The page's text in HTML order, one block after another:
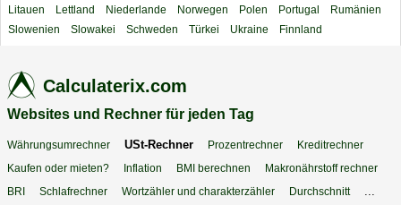
Litauen
Lettland Niederlande Norwegen Polen Portugal
Rumänien
Slowenien
Slowakei Schweden Türkei Ukraine Finnland
Calculaterix.com
Websites und Rechner für jeden Tag
Währungsumrechner USt-Rechner Prozentrechner
Kreditrechner
Kaufen oder mieten?
Inflation BMI berechnen
Makronährstoff rechner
BRI
Schlafrechner Wortzähler und charakterzähler Durchschnitt...